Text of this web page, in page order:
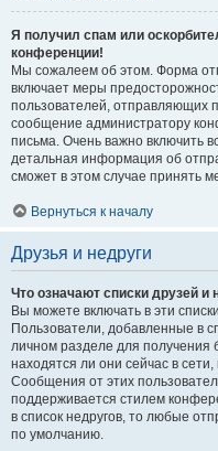
Я получил спам или
конференции!
Мы сожалеем об этом. Форма
включает меры
пользователей, отправляющих
сообщение администратору
письма. Очень важно включить
детальная информация об
сможет в этом случае принять
Вернуться к началу
Друзья и недруги
Что означают списки друзей и
Вы можете включать в эти
Пользователи, добавленные в
личном разделе для получения
находятся ли они сейчас в
Сообщения от этих
поддерживается стилем
в список недругов, то любые
по умолчанию.